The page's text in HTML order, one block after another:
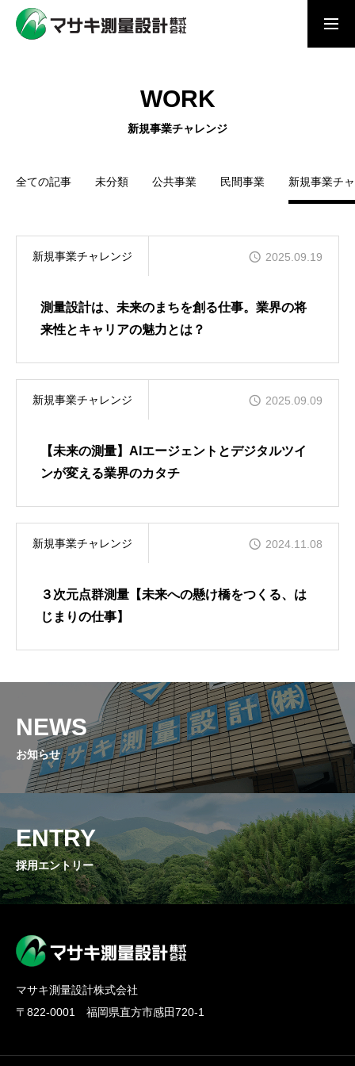
SERVICE
WORK
私たちの仕事
PERSON
私たちの仲間
CROSS TALK
私たちの声
会社概要
ENTRY
エントリーフォーム
お知らせ
WORK
新規事業チャレンジ
全ての記事 未分類 公共事業 民間事業 新規事業チ
新規事業チャレンジ 2025.09.19
測量設計は、未来のまちを創る仕事。業界の将
来性とキャリアの魅力とは？
新規事業チャレンジ 2025.09.09
【未来の測量】AIエージェントとデジタルツイ
ンが変える業界のカタチ
新規事業チャレンジ 2024.11.08
３次元点群測量【未来への懸け橋をつくる、は
じまりの仕事】
NEWS
お知らせ
ENTRY
採用エントリー
マサキ測量設計株式会社
〒822-0001 福岡県直方市感田720-1